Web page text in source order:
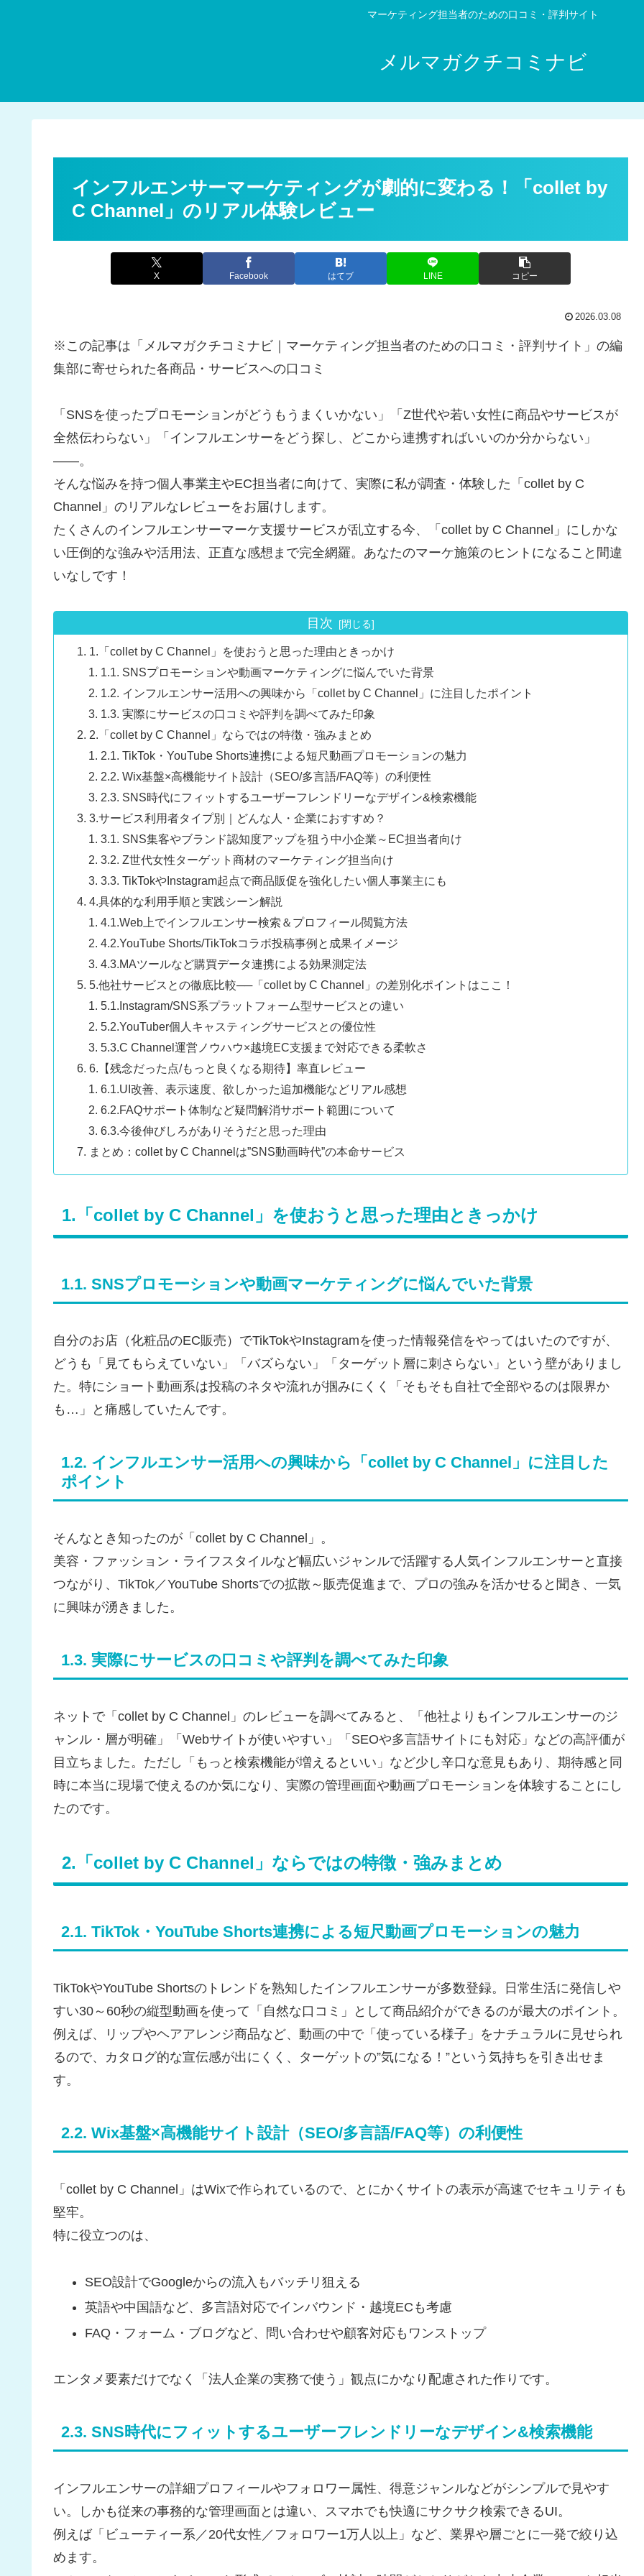
マーケティング担当者のための口コミ・評判サイト
メルマガクチコミナビ
インフルエンサーマーケティングが劇的に変わる！「collet by
C Channel」のリアル体験レビュー
X Facebook はてブ LINE コピー
2026.03.08
※この記事は「メルマガクチコミナビ｜マーケティング担当者のための口コミ・評判サイト」の編
集部に寄せられた各商品・サービスへの口コミ
「SNSを使ったプロモーションがどうもうまくいかない」「Z世代や若い女性に商品やサービスが
全然伝わらない」「インフルエンサーをどう探し、どこから連携すればいいのか分からない」
――。
そんな悩みを持つ個人事業主やEC担当者に向けて、実際に私が調査・体験した「collet by C
Channel」のリアルなレビューをお届けします。
たくさんのインフルエンサーマーケ支援サービスが乱立する今、「collet by C Channel」にしかな
い圧倒的な強みや活用法、正直な感想まで完全網羅。あなたのマーケ施策のヒントになること間違
いなしです！
目次
1.「collet by C Channel」を使おうと思った理由ときっかけ
1.1. SNSプロモーションや動画マーケティングに悩んでいた背景
1.2. インフルエンサー活用への興味から「collet by C Channel」に注目したポイント
1.3. 実際にサービスの口コミや評判を調べてみた印象
2.「collet by C Channel」ならではの特徴・強みまとめ
2.1. TikTok・YouTube Shorts連携による短尺動画プロモーションの魅力
2.2. Wix基盤×高機能サイト設計（SEO/多言語/FAQ等）の利便性
2.3. SNS時代にフィットするユーザーフレンドリーなデザイン&検索機能
3.サービス利用者タイプ別｜どんな人・企業におすすめ？
3.1. SNS集客やブランド認知度アップを狙う中小企業～EC担当者向け
3.2. Z世代女性ターゲット商材のマーケティング担当向け
3.3. TikTokやInstagram起点で商品販促を強化したい個人事業主にも
4.具体的な利用手順と実践シーン解説
4.1.Web上でインフルエンサー検索＆プロフィール閲覧方法
4.2.YouTube Shorts/TikTokコラボ投稿事例と成果イメージ
4.3.MAツールなど購買データ連携による効果測定法
5.他社サービスとの徹底比較──「collet by C Channel」の差別化ポイントはここ！
5.1.Instagram/SNS系プラットフォーム型サービスとの違い
5.2.YouTuber個人キャスティングサービスとの優位性
5.3.C Channel運営ノウハウ×越境EC支援まで対応できる柔軟さ
6.【残念だった点/もっと良くなる期待】率直レビュー
6.1.UI改善、表示速度、欲しかった追加機能などリアル感想
6.2.FAQサポート体制など疑問解消サポート範囲について
6.3.今後伸びしろがありそうだと思った理由
まとめ：collet by C Channelは”SNS動画時代”の本命サービス
1.「collet by C Channel」を使おうと思った理由ときっかけ
1.1. SNSプロモーションや動画マーケティングに悩んでいた背景
自分のお店（化粧品のEC販売）でTikTokやInstagramを使った情報発信をやってはいたのですが、
どうも「見てもらえていない」「バズらない」「ターゲット層に刺さらない」という壁がありまし
た。特にショート動画系は投稿のネタや流れが掴みにくく「そもそも自社で全部やるのは限界か
も…」と痛感していたんです。
1.2. インフルエンサー活用への興味から「collet by C Channel」に注目した
ポイント
そんなとき知ったのが「collet by C Channel」。
美容・ファッション・ライフスタイルなど幅広いジャンルで活躍する人気インフルエンサーと直接
つながり、TikTok／YouTube Shortsでの拡散～販売促進まで、プロの強みを活かせると聞き、一気
に興味が湧きました。
1.3. 実際にサービスの口コミや評判を調べてみた印象
ネットで「collet by C Channel」のレビューを調べてみると、「他社よりもインフルエンサーのジ
ャンル・層が明確」「Webサイトが使いやすい」「SEOや多言語サイトにも対応」などの高評価が
目立ちました。ただし「もっと検索機能が増えるといい」など少し辛口な意見もあり、期待感と同
時に本当に現場で使えるのか気になり、実際の管理画面や動画プロモーションを体験することにし
たのです。
2.「collet by C Channel」ならではの特徴・強みまとめ
2.1. TikTok・YouTube Shorts連携による短尺動画プロモーションの魅力
TikTokやYouTube Shortsのトレンドを熟知したインフルエンサーが多数登録。日常生活に発信しや
すい30～60秒の縦型動画を使って「自然な口コミ」として商品紹介ができるのが最大のポイント。
例えば、リップやヘアアレンジ商品など、動画の中で「使っている様子」をナチュラルに見せられ
るので、カタログ的な宣伝感が出にくく、ターゲットの”気になる！”という気持ちを引き出せま
す。
2.2. Wix基盤×高機能サイト設計（SEO/多言語/FAQ等）の利便性
「collet by C Channel」はWixで作られているので、とにかくサイトの表示が高速でセキュリティも
堅牢。
特に役立つのは、
SEO設計でGoogleからの流入もバッチリ狙える
英語や中国語など、多言語対応でインバウンド・越境ECも考慮
FAQ・フォーム・ブログなど、問い合わせや顧客対応もワンストップ
エンタメ要素だけでなく「法人企業の実務で使う」観点にかなり配慮された作りです。
2.3. SNS時代にフィットするユーザーフレンドリーなデザイン&検索機能
インフルエンサーの詳細プロフィールやフォロワー属性、得意ジャンルなどがシンプルで見やす
い。しかも従来の事務的な管理画面とは違い、スマホでも快適にサクサク検索できるUI。
例えば「ビューティー系／20代女性／フォロワー1万人以上」など、業界や層ごとに一発で絞り込
めます。